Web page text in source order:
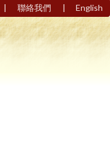
| 聯絡我們 | English